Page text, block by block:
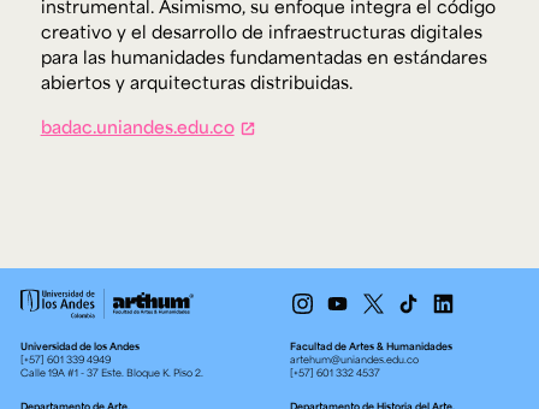
instrumental. Asimismo, su enfoque integra el código
creativo y el desarrollo de infraestructuras digitales
para las humanidades fundamentadas en estándares
abiertos y arquitecturas distribuidas.
badac.uniandes.edu.co
Universidad de los Andes
[+57] 601 339 4949
Calle 19A #1 - 37 Este. Bloque K. Piso 2.
Facultad de Artes & Humanidades
artehum@uniandes.edu.co
[+57] 601 332 4537
Departamento de Arte.
Departamento de Historia del Arte.